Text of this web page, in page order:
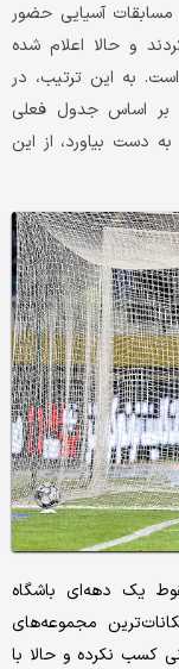
آسیایی حضور
و حالا اعلام شده
به این ترتیب، در
بر اساس جدول فعلی
دست بیاورد، از این
یک دهه‌ای باشگاه
مجموعه‌های
کسب نکرده و حالا با